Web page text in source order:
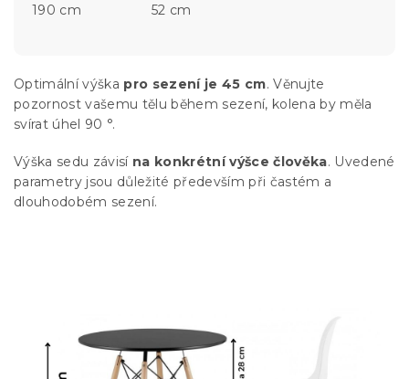
190 cm 52 cm
Optimální výška pro sezení je 45 cm. Věnujte
pozornost vašemu tělu během sezení, kolena by měla
svírat úhel 90 °.
Výška sedu závisí na konkrétní výšce člověka. Uvedené
parametry jsou důležité především při častém a
dlouhodobém sezení.